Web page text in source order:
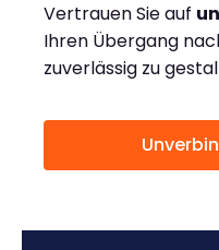
Vertrauen Sie auf
Ihren Übergang
zuverlässig zu